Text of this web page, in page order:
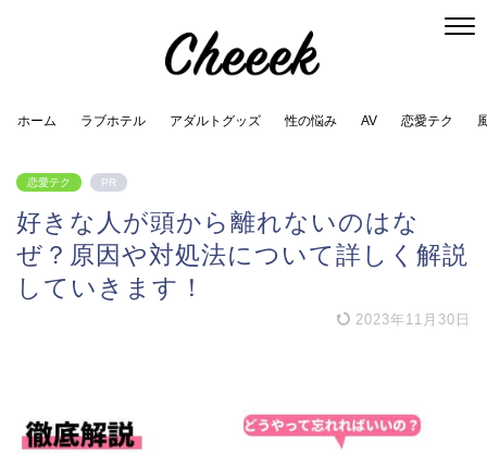
ホーム ラブホテル アダルトグッズ 性の悩み AV 恋愛テク
恋愛テク PR
好きな人が頭から離れないのはな
ぜ？原因や対処法について詳しく解説
していきます！
2023年11月30日